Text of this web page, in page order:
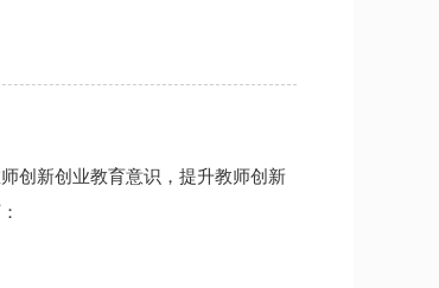
创新创业教育意识，提升教师创新